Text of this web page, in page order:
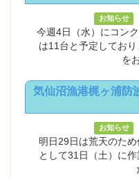
お知らせ
今週4日（水）にコン
は11台と予定してお
を
気仙沼漁港梶ヶ浦防
お知らせ
明日29日は荒天のた
として31日（土）に